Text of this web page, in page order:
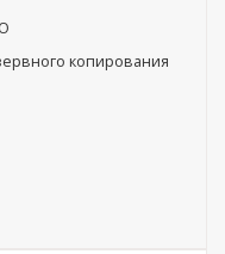
копирования